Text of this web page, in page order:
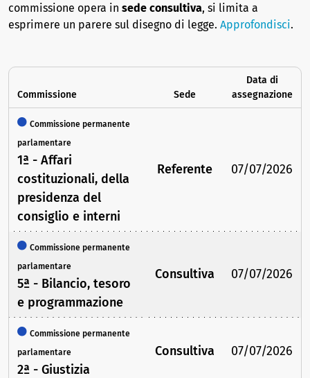
commissione opera in sede consultiva, si limita a
esprimere un parere sul disegno di legge. Approfondisci.
Commissione Sede
Data di
assegnazione
Commissione permanente
parlamentare
1ª - Affari
costituzionali, della
presidenza del
consiglio e interni
Referente 07/07/2026
Commissione permanente
parlamentare
5ª - Bilancio, tesoro
e programmazione
Consultiva 07/07/2026
Commissione permanente
parlamentare
2ª - Giustizia
Consultiva 07/07/2026